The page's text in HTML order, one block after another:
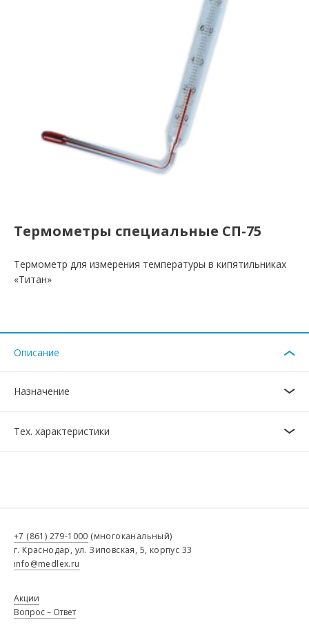
Термометры специальные СП-75
Термометр для измерения температуры в кипятильниках
«Титан»
Описание
Назначение
Тех. характеристики
+7 (861) 279-1000 (многоканальный)
г. Краснодар, ул. Зиповская, 5, корпус 33
info@medlex.ru
Акции
Вопрос – Ответ